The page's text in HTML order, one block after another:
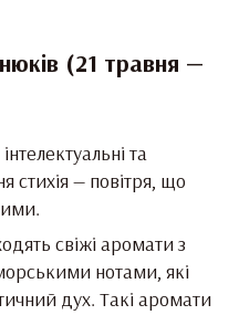
(21 травня —
та
стихія — повітря, що
свіжі аромати з
нотами, які
дух. Такі аромати